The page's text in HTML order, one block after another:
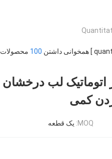
100 محصولات.
لب درخشان
MOQ: یک قطعه